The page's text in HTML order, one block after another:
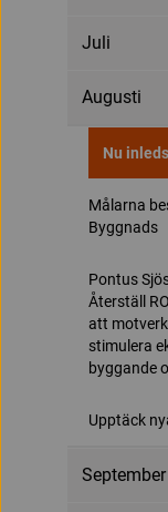
Juli
Augusti
Nu
Målarna
Byggnads
Pontus
Återställ
att
stimulera
byggande
Upptäck
September